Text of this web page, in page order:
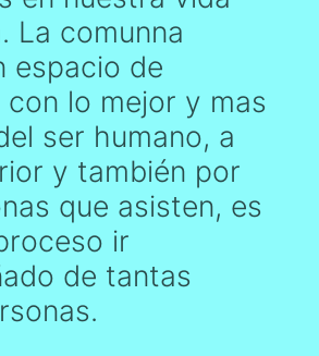
La comunna
espacio de
con lo mejor y mas
ser humano, a
y también por
que asisten, es
ir
de tantas